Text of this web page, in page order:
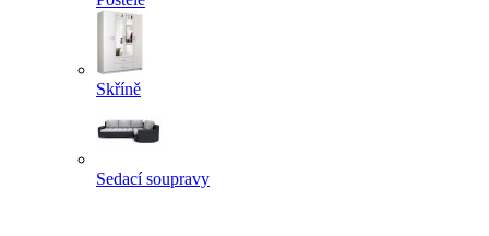
Skříně
Sedací soupravy